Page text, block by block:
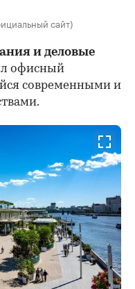
сайт)
и деловые
офисный
современными и